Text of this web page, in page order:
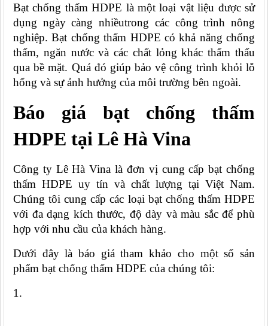
Bạt chống thấm HDPE là một loại vật liệu được sử
dụng ngày càng nhiềutrong các công trình nông
nghiệp. Bạt chống thấm HDPE có khả năng chống
thấm, ngăn nước và các chất lỏng khác thẩm thấu
qua bề mặt. Quá đó giúp bảo vệ công trình khỏi lỗ
hổng và sự ảnh hưởng của môi trường bên ngoài.
Báo giá bạt chống thấm
HDPE tại Lê Hà Vina
Công ty Lê Hà Vina là đơn vị cung cấp bạt chống
thấm HDPE uy tín và chất lượng tại Việt Nam.
Chúng tôi cung cấp các loại bạt chống thấm HDPE
với đa dạng kích thước, độ dày và màu sắc để phù
hợp với nhu cầu của khách hàng.
Dưới đây là báo giá tham khảo cho một số sản
phẩm bạt chống thấm HDPE của chúng tôi: